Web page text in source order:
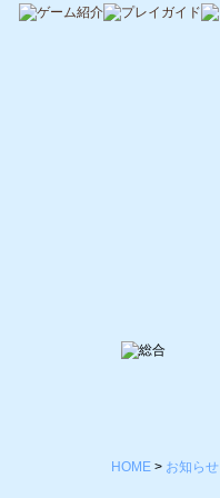
HOME > お知らせ